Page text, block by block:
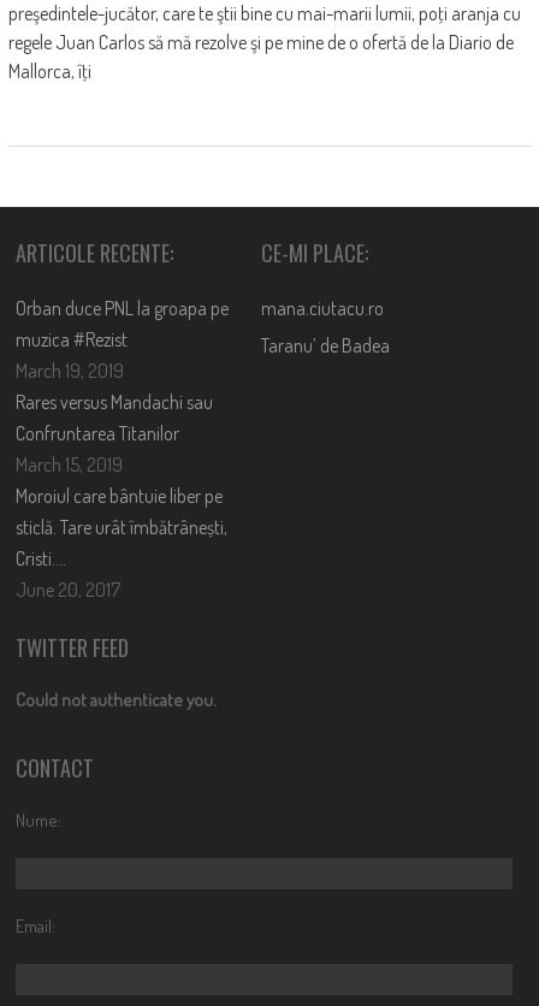
preşedintele-jucător, care te ştii bine cu mai-marii lumii, poţi aranja cu
regele Juan Carlos să mă rezolve şi pe mine de o ofertă de la Diario de
Mallorca, îţi
ARTICOLE RECENTE:
Orban duce PNL la groapa pe
muzica #Rezist
March 19, 2019
Rares versus Mandachi sau
Confruntarea Titanilor
March 15, 2019
Moroiul care bântuie liber pe
sticlă. Tare urât îmbătrânești,
Cristi….
June 20, 2017
CE-MI PLACE:
mana.ciutacu.ro
Taranu’ de Badea
TWITTER FEED
Could not authenticate you.
CONTACT
Nume:
Email: